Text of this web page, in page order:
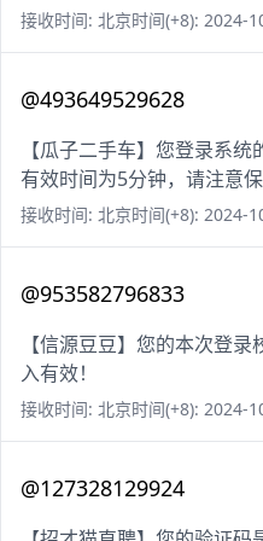
接收时间: 北京时间(+8): 2024-
@493649529628
【瓜子二手车】您登录系
有效时间为5分钟，请注意保
接收时间: 北京时间(+8): 2024-
@953582796833
【信源豆豆】您的本次登
入有效！
接收时间: 北京时间(+8): 2024-
@127328129924